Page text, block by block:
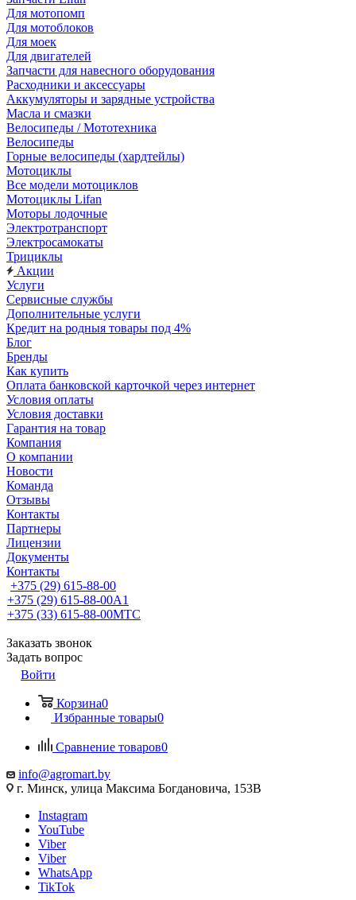
Для мотопомп
Для мотоблоков
Для моек
Для двигателей
Запчасти для навесного оборудования
Расходники и аксессуары
Аккумуляторы и зарядные устройства
Масла и смазки
Велосипеды / Мототехника
Велосипеды
Горные велосипеды (хардтейлы)
Мотоциклы
Все модели мотоциклов
Мотоциклы Lifan
Моторы лодочные
Электротранспорт
Электросамокаты
Трициклы
Акции
Услуги
Сервисные службы
Дополнительные услуги
Кредит на родныя товары под 4%
Блог
Бренды
Как купить
Оплата банковской карточкой через интернет
Условия оплаты
Условия доставки
Гарантия на товар
Компания
О компании
Новости
Команда
Отзывы
Контакты
Партнеры
Лицензии
Документы
Контакты
+375 (29) 615-88-00
+375 (29) 615-88-00A1
+375 (33) 615-88-00МТС
Заказать звонок
Задать вопрос
Войти
Корзина0
Избранные товары0
Сравнение товаров0
info@agromart.by
г. Минск, улица Максима Богдановича, 153В
Instagram
YouTube
Viber
Viber
WhatsApp
TikTok